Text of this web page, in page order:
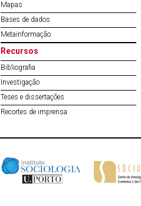
Mapas
Bases de dados
Metainformação
Recursos
Bibliografia
Investigação
Teses e dissertações
Recortes de imprensa